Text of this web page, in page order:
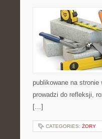
publikowane na stronie
prowadzi do refleksji,
[…]
CATEGORIES: ŻORY